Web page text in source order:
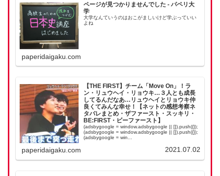
ページが見つかりませんでした - パペリ大
学
大学なんていうのはおこがましいけど学ぶっていい
よね
paperidaigaku.com
【THE FIRST】チーム「Move On」！ラ
ン・リュウヘイ・リョウキ…３人とも成長
してるんだなあ…リュウヘイとリョウキ仲
良くてみんな幸せ！【ネットの感想考察ネ
タバレまとめ・ザファースト・スッキリ・
BE:FIRST・ビーファースト】
(adsbygoogle = window.adsbygoogle || []).push({});
(adsbygoogle = window.adsbygoogle || []).push({});
(adsbygoogle = win...
paperidaigaku.com 2021.07.02